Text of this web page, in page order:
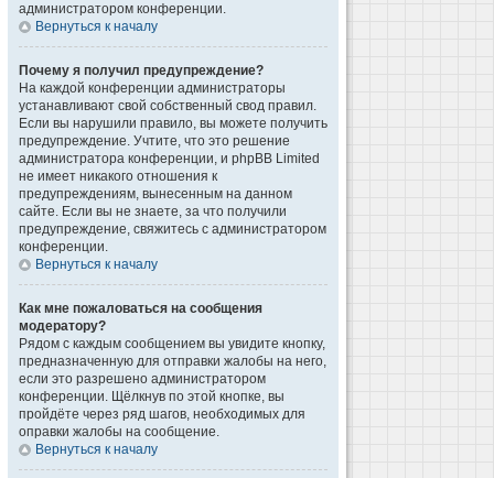
администратором конференции.
Вернуться к началу
Почему я получил предупреждение?
На каждой конференции администраторы
устанавливают свой собственный свод правил.
Если вы нарушили правило, вы можете получить
предупреждение. Учтите, что это решение
администратора конференции, и phpBB Limited
не имеет никакого отношения к
предупреждениям, вынесенным на данном
сайте. Если вы не знаете, за что получили
предупреждение, свяжитесь с администратором
конференции.
Вернуться к началу
Как мне пожаловаться на сообщения
модератору?
Рядом с каждым сообщением вы увидите кнопку,
предназначенную для отправки жалобы на него,
если это разрешено администратором
конференции. Щёлкнув по этой кнопке, вы
пройдёте через ряд шагов, необходимых для
оправки жалобы на сообщение.
Вернуться к началу